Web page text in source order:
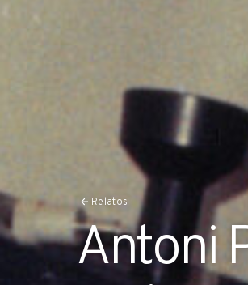
Relatos
Antoni